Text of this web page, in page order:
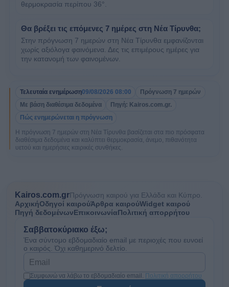
θερμοκρασία περίπου 36°.
Θα βρέξει τις επόμενες 7 ημέρες στη Νέα Τίρυνθα;
Στην πρόγνωση 7 ημερών στη Νέα Τίρυνθα εμφανίζονται
χωρίς αξιόλογα φαινόμενα. Δες τις επιμέρους ημέρες για
την κατανομή των φαινομένων.
Τελευταία ενημέρωση09/08/2026 08:00 Πρόγνωση 7 ημερών
Με βάση διαθέσιμα δεδομένα Πηγή: Kairos.com.gr.
Πώς ενημερώνεται η πρόγνωση
Η πρόγνωση 7 ημερών στη Νέα Τίρυνθα βασίζεται στα πιο πρόσφατα
διαθέσιμα δεδομένα και καλύπτει θερμοκρασία, άνεμο, πιθανότητα
υετού και ημερήσιες καιρικές συνθήκες.
Kairos.com.grΠρόγνωση καιρού για Ελλάδα και Κύπρο.
ΑρχικήΟδηγοί καιρούΆρθρα καιρούWidget καιρού
Πηγή δεδομένωνΕπικοινωνίαΠολιτική απορρήτου
Σαββατοκύριακο έξω;
Ένα σύντομο εβδομαδιαίο email με περιοχές που ευνοεί
ο καιρός. Όχι καθημερινό δελτίο.
Email
Συμφωνώ να λάβω το εβδομαδιαίο email. Πολιτική απορρήτου